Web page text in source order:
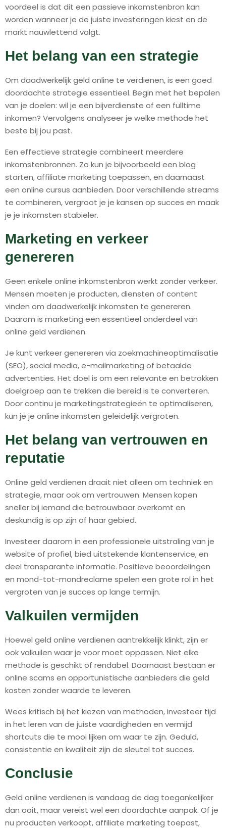
voordeel is dat dit een passieve inkomstenbron kan
worden wanneer je de juiste investeringen kiest en de
markt nauwlettend volgt.
Het belang van een strategie
Om daadwerkelijk geld online te verdienen, is een goed
doordachte strategie essentieel. Begin met het bepalen
van je doelen: wil je een bijverdienste of een fulltime
inkomen? Vervolgens analyseer je welke methode het
beste bij jou past.
Een effectieve strategie combineert meerdere
inkomstenbronnen. Zo kun je bijvoorbeeld een blog
starten, affiliate marketing toepassen, en daarnaast
een online cursus aanbieden. Door verschillende streams
te combineren, vergroot je je kansen op succes en maak
je je inkomsten stabieler.
Marketing en verkeer
genereren
Geen enkele online inkomstenbron werkt zonder verkeer.
Mensen moeten je producten, diensten of content
vinden om daadwerkelijk inkomsten te genereren.
Daarom is marketing een essentieel onderdeel van
online geld verdienen.
Je kunt verkeer genereren via zoekmachineoptimalisatie
(SEO), social media, e-mailmarketing of betaalde
advertenties. Het doel is om een relevante en betrokken
doelgroep aan te trekken die bereid is te converteren.
Door continu je marketingstrategieën te optimaliseren,
kun je je online inkomsten geleidelijk vergroten.
Het belang van vertrouwen en
reputatie
Online geld verdienen draait niet alleen om techniek en
strategie, maar ook om vertrouwen. Mensen kopen
sneller bij iemand die betrouwbaar overkomt en
deskundig is op zijn of haar gebied.
Investeer daarom in een professionele uitstraling van je
website of profiel, bied uitstekende klantenservice, en
deel transparante informatie. Positieve beoordelingen
en mond-tot-mondreclame spelen een grote rol in het
vergroten van je succes op lange termijn.
Valkuilen vermijden
Hoewel geld online verdienen aantrekkelijk klinkt, zijn er
ook valkuilen waar je voor moet oppassen. Niet elke
methode is geschikt of rendabel. Daarnaast bestaan er
online scams en opportunistische aanbieders die geld
kosten zonder waarde te leveren.
Wees kritisch bij het kiezen van methoden, investeer tijd
in het leren van de juiste vaardigheden en vermijd
shortcuts die te mooi lijken om waar te zijn. Geduld,
consistentie en kwaliteit zijn de sleutel tot succes.
Conclusie
Geld online verdienen is vandaag de dag toegankelijker
dan ooit, maar vereist wel een doordachte aanpak. Of je
nu producten verkoopt, affiliate marketing toepast,